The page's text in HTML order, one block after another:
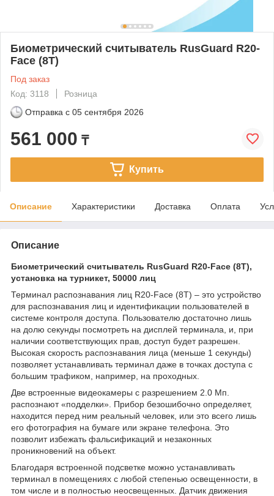
Биометрический считыватель RusGuard R20-
Face (8T)
Под заказ
Код: 3118
Розница
Отправка с 05 сентября 2026
561 000 ₸
Купить
Описание Характеристики Доставка Оплата
Описание
Биометрический считыватель RusGuard R20-Face (8T),
установка на турникет, 50000 лиц
Терминал распознавания лиц R20-Face (8T) – это устройство
для распознавания лиц и идентификации пользователей в
системе контроля доступа. Пользователю достаточно лишь
на долю секунды посмотреть на дисплей терминала, и, при
наличии соответствующих прав, доступ будет разрешен.
Высокая скорость распознавания лица (меньше 1 секунды)
позволяет устанавливать терминал даже в точках доступа с
большим трафиком, например, на проходных.
Две встроенные видеокамеры с разрешением 2.0 Мп.
распознают «подделки». Прибор безошибочно определяет,
находится перед ним реальный человек, или это всего лишь
его фотография на бумаге или экране телефона. Это
позволит избежать фальсификаций и незаконных
проникновений на объект.
Благодаря встроенной подсветке можно устанавливать
терминал в помещениях с любой степенью освещенности, в
том числе и в полностью неосвещенных. Датчик движения